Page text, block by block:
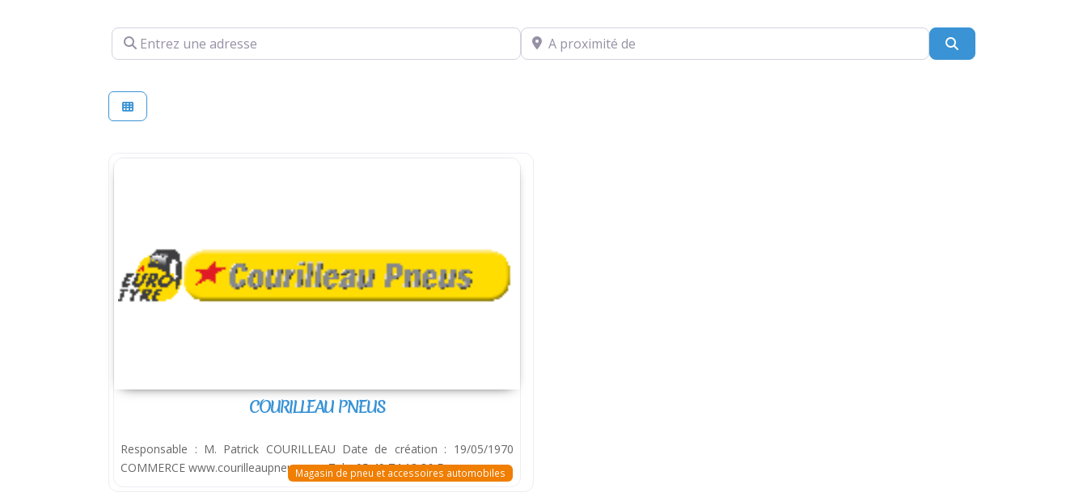
Entrez une adresse A proximité de
Magasin de pneu et accessoires automobiles
COURILLEAU PNEUS
Responsable : M. Patrick COURILLEAU Date de création : 19/05/1970
COMMERCE www.courilleaupneus.com Tel. : 05 49 74 13 86 Fax.